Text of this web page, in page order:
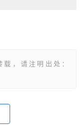
，请注明出处：